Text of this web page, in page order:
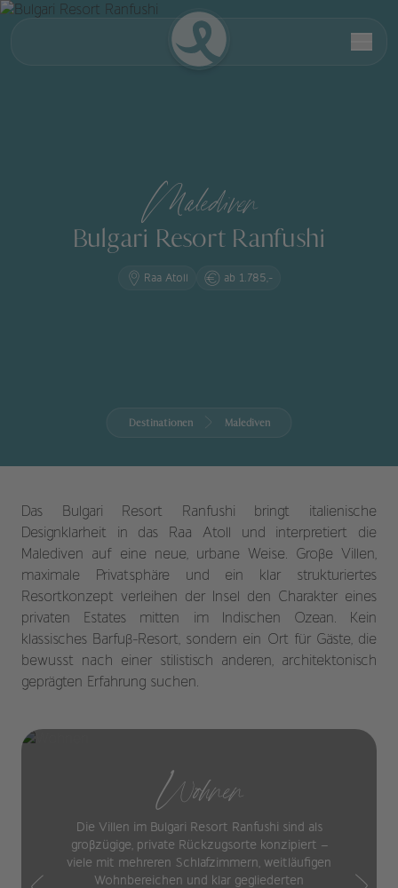
Malediven
Bulgari Resort Ranfushi
Raa Atoll ab 1.785,-
Destinationen Malediven
Das Bulgari Resort Ranfushi bringt italienische
Designklarheit in das Raa Atoll und interpretiert die
Malediven auf eine neue, urbane Weise. Große Villen,
maximale Privatsphäre und ein klar strukturiertes
Resortkonzept verleihen der Insel den Charakter eines
privaten Estates mitten im Indischen Ozean. Kein
klassisches Barfuß-Resort, sondern ein Ort für Gäste, die
bewusst nach einer stilistisch anderen, architektonisch
geprägten Erfahrung suchen.
Wohnen
Die Villen im Bulgari Resort Ranfushi sind als
großzügige, private Rückzugsorte konzipiert –
viele mit mehreren Schlafzimmern, weitläufigen
Wohnbereichen und klar gegliederten